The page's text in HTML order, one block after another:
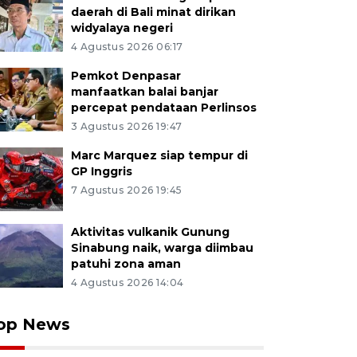
daerah di Bali minat dirikan
widyalaya negeri
4 Agustus 2026 06:17
Pemkot Denpasar
manfaatkan balai banjar
percepat pendataan Perlinsos
3 Agustus 2026 19:47
Marc Marquez siap tempur di
GP Inggris
7 Agustus 2026 19:45
Aktivitas vulkanik Gunung
Sinabung naik, warga diimbau
patuhi zona aman
4 Agustus 2026 14:04
News